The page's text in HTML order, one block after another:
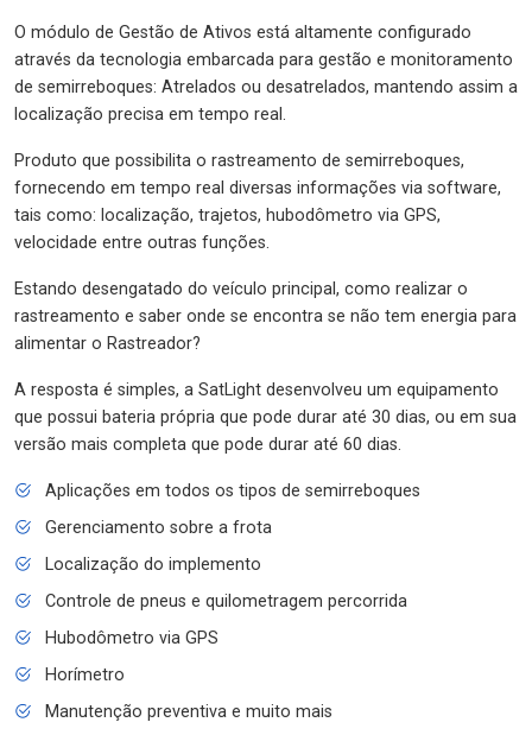
O módulo de Gestão de Ativos está altamente configurado
através da tecnologia embarcada para gestão e monitoramento
de semirreboques: Atrelados ou desatrelados, mantendo assim a
localização precisa em tempo real.
Produto que possibilita o rastreamento de semirreboques,
fornecendo em tempo real diversas informações via software,
tais como: localização, trajetos, hubodômetro via GPS,
velocidade entre outras funções.
Estando desengatado do veículo principal, como realizar o
rastreamento e saber onde se encontra se não tem energia para
alimentar o Rastreador?
A resposta é simples, a SatLight desenvolveu um equipamento
que possui bateria própria que pode durar até 30 dias, ou em sua
versão mais completa que pode durar até 60 dias.
Aplicações em todos os tipos de semirreboques
Gerenciamento sobre a frota
Localização do implemento
Controle de pneus e quilometragem percorrida
Hubodômetro via GPS
Horímetro
Manutenção preventiva e muito mais